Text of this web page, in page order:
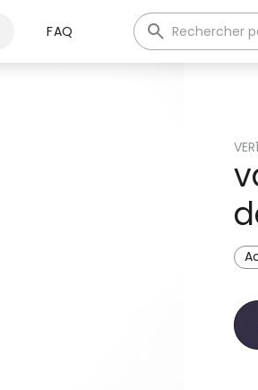
FAQ